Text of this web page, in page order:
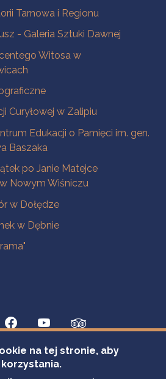
Tarnowa i Regionu
- Galeria Sztuki Dawnej
Witosa w
Curyłowej w Zalipiu
Edukacji o Pamięci im. gen.
Baszaka
po Janie Matejce
Nowym Wiśniczu
w Dołędze
w Dębnie
na tej stronie, aby